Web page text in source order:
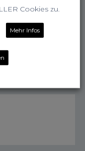
Cookies zu.
Mehr Infos